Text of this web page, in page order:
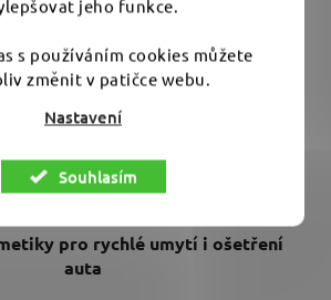
jeho funkce.
s používáním cookies můžete
změnit v patičce webu.
Nastavení
Souhlasím
pro rychlé umytí i ošetření
auta